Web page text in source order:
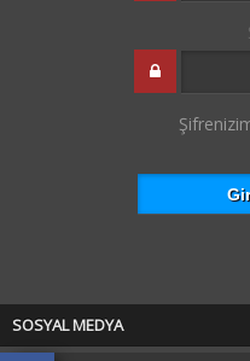
SOSYAL MEDYA